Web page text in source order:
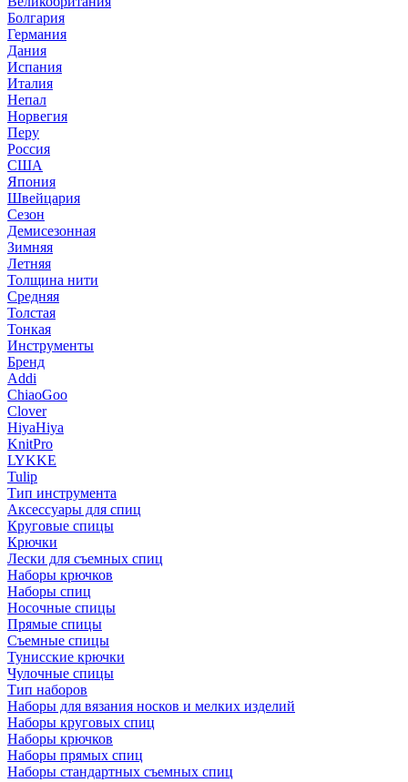
Болгария
Германия
Дания
Испания
Италия
Непал
Норвегия
Перу
Россия
США
Япония
Швейцария
Сезон
Демисезонная
Зимняя
Летняя
Толщина нити
Средняя
Толстая
Тонкая
Инструменты
Бренд
Addi
ChiaoGoo
Clover
HiyaHiya
KnitPro
LYKKE
Tulip
Тип инструмента
Аксессуары для спиц
Круговые спицы
Крючки
Лески для съемных спиц
Наборы крючков
Наборы спиц
Носочные спицы
Прямые спицы
Съемные спицы
Тунисские крючки
Чулочные спицы
Тип наборов
Наборы для вязания носков и мелких изделий
Наборы круговых спиц
Наборы крючков
Наборы прямых спиц
Наборы стандартных съемных спиц